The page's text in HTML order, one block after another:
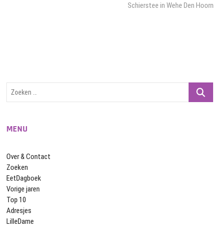
bericht:
Schierstee in Wehe Den Hoorn
Zoeken
MENU
Over & Contact
Zoeken
EetDagboek
Vorige jaren
Top 10
Adresjes
LilleDame